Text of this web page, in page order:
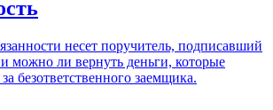
несет поручитель, подписавший
можно ли вернуть деньги, которые
безответственного заемщика.